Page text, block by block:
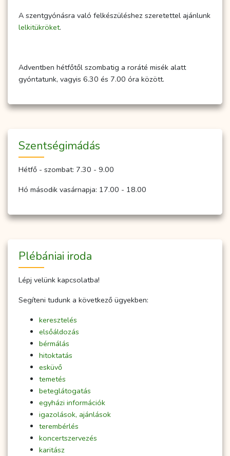
A szentgyónásra való felkészüléshez szeretettel ajánlunk
lelkitükröket.
Adventben hétfőtől szombatig a roráté misék alatt
gyóntatunk, vagyis 6.30 és 7.00 óra között.
Szent­ség­imá­dás
Hétfő - szombat: 7.30 - 9.00
Hó második vasárnapja: 17.00 - 18.00
Plébániai iroda
Lépj velünk kapcsolatba!
Segíteni tudunk a következő ügyekben:
keresztelés
elsőáldozás
bérmálás
hitoktatás
esküvő
temetés
beteglátogatás
egyházi információk
igazolások, ajánlások
terembérlés
koncertszervezés
karitász